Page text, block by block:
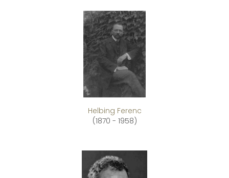
Helbing Ferenc
(1870 - 1958)